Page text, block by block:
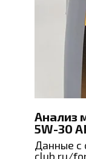
Анализ
5W-30
Данные
club.ru/